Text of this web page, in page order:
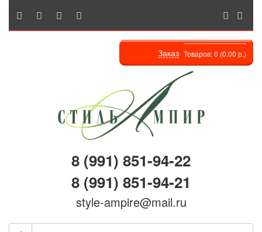
Заказ Товаров: 0 (0.00 р.)
8 (991) 851-94-22
8 (991) 851-94-21
style-ampire@mail.ru